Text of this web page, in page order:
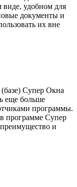
виде, удобном для
документы и
их вне
Супер Окна
еще больше
программы.
программе Супер
и